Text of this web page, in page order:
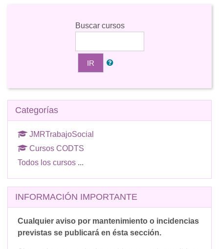
Buscar cursos
IR
Salta Categorías
Categorías
JMRTrabajoSocial
Cursos CODTS
Todos los cursos ...
Salta INFORMACIÓN IMPORTANTE
INFORMACIÓN IMPORTANTE
Cualquier aviso por mantenimiento o incidencias
previstas se publicará en ésta sección.